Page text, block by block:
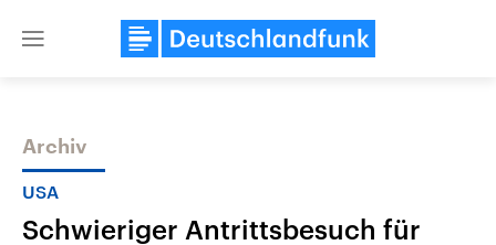
Close
Themen
Archiv
USA
Schwieriger Antrittsbesuch für